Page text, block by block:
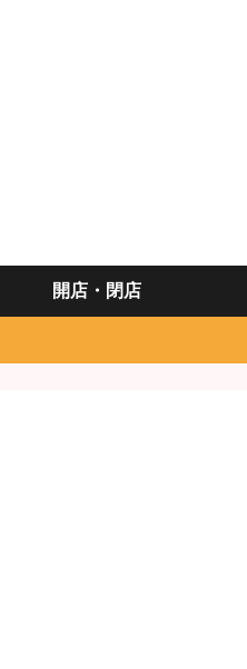
開店・閉店